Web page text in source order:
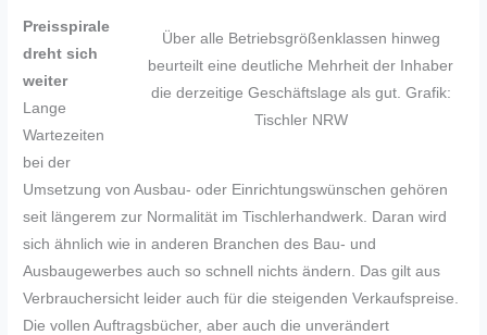
Über alle Betriebsgrößenklassen hinweg
beurteilt eine deutliche Mehrheit der Inhaber
die derzeitige Geschäftslage als gut. Grafik:
Tischler NRW
Preisspirale
dreht sich
weiter
Lange
Wartezeiten
bei der
Umsetzung von Ausbau- oder Einrichtungswünschen gehören
seit längerem zur Normalität im Tischlerhandwerk. Daran wird
sich ähnlich wie in anderen Branchen des Bau- und
Ausbaugewerbes auch so schnell nichts ändern. Das gilt aus
Verbrauchersicht leider auch für die steigenden Verkaufspreise.
Die vollen Auftragsbücher, aber auch die unverändert